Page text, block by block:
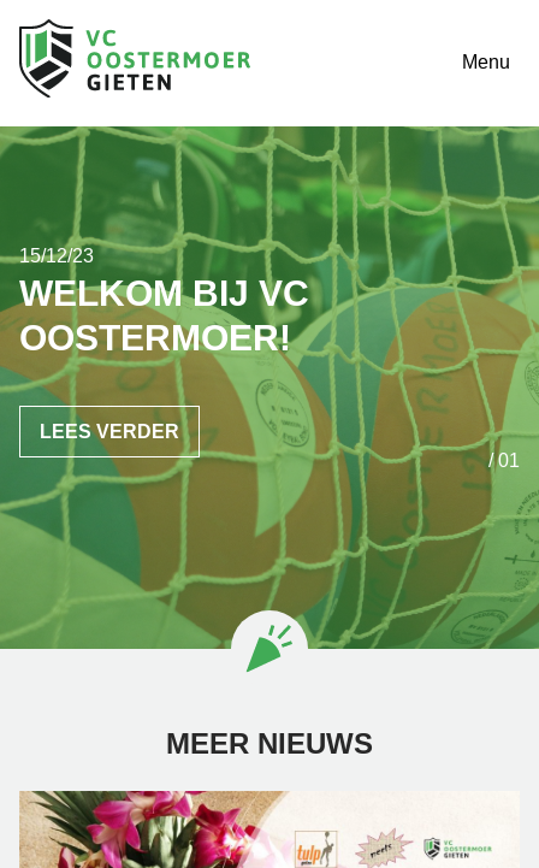
Menu
15/12/23
WELKOM BIJ VC
OOSTERMOER!
LEES VERDER
/ 01
MEER NIEUWS